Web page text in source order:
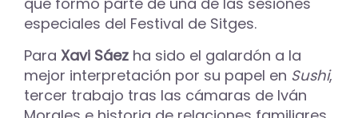
especiales del Festival de Sitges.
Para Xavi Sáez ha sido el galardón a la
mejor interpretación por su papel en Sushi,
tercer trabajo tras las cámaras de Iván